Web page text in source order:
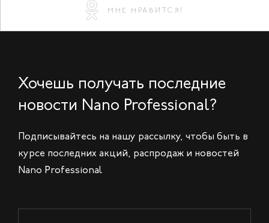
МНЕ НРАВИТСЯ!
Хочешь получать последние
новости Nano Professional?
Подписывайтесь на нашу рассылку, чтобы быть в
курсе последних акций, распродаж и новостей
Nano Professional